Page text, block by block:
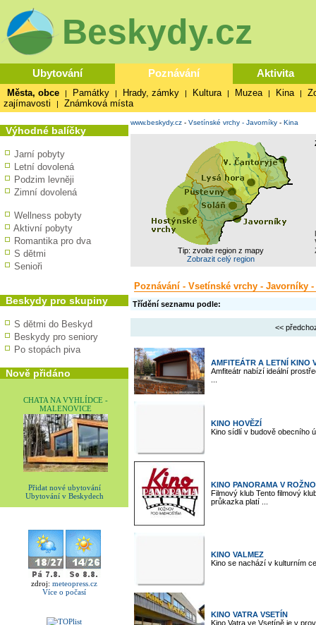
Beskydy.cz
Ubytování Poznávání Aktivita
Města, obce | Památky | Hrady, zámky | Kultura | Muzea | Kina |
zajímavosti
| Známková místa
Výhodné balíčky
Jarní pobyty
Letní dovolená
Podzim levněji
Zimní dovolená
Wellness pobyty
Aktivní pobyty
Romantika pro dva
S dětmi
Senioři
Beskydy pro skupiny
S dětmi do Beskyd
Beskydy pro seniory
Po stopách piva
Nově přidáno
CHATA NA VYHLÍDCE -
MALENOVICE
Přidat nové ubytování
Ubytování v Beskydech
zdroj: meteopress.cz
Více o počasí
www.beskydy.cz - Vsetínské vrchy - Javorníky - Kina
Tip: zvolte region z mapy
Zobrazit celý region
Poznávání - Vsetínské vrchy - Javorníky -
Třídění seznamu podle:
<<
AMFITEÁTR A LETNÍ KINO
Amfiteátr nabízí ideální
KINO HOVĚZÍ
Kino sídlí v budově obecního
KINO PANORAMA V
Filmový klub Tento filmový
průkazka platí ...
KINO VALMEZ
Kino se nachází v kulturním
KINO VATRA VSETÍN
Kino Vatra ve Vsetíně je v